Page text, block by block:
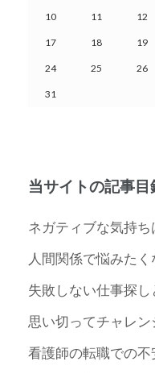
10 11 12
17 18 19
24 25 26
31
当サイトの記事目
ネガティブな気持ち
人間関係で悩みたく
失敗しない仕事探し
思い切ってチャレン
看護師の転職での